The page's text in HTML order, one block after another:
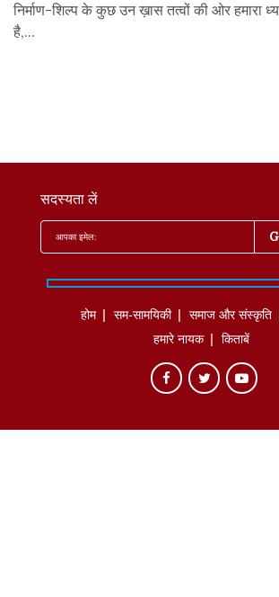
निर्माण-शिल्प के कुछ उन ख़ास तत्वों की ओर हमारा
है,...
सदस्यता लें
होम सम-सामयिकी समाज और संस्कृति
हमारे नायक
किताबें